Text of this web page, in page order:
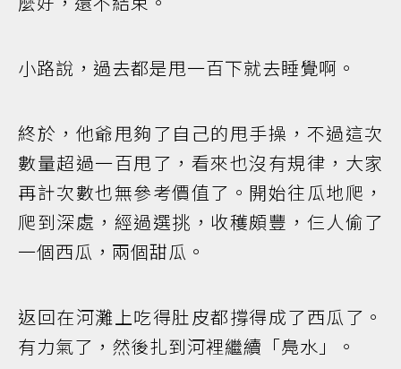
小路說，過去都是甩一百下就去睡覺啊。
終於，他爺甩夠了自己的甩手操，不過這次
數量超過一百甩了，看來也沒有規律，大家
再計次數也無參考價值了。開始往瓜地爬，
爬到深處，經過選挑，收穫頗豐，仨人偷了
一個西瓜，兩個甜瓜。
返回在河灘上吃得肚皮都撐得成了西瓜了。
有力氣了，然後扎到河裡繼續「鳧水」。